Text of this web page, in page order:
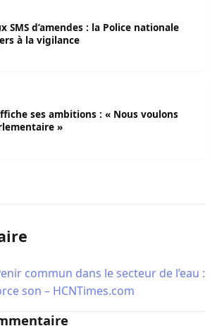
SMS d’amendes : la Police nationale
à la vigilance
ses ambitions : « Nous voulons
»
commun dans le secteur de l’eau :
son – HCNTimes.com